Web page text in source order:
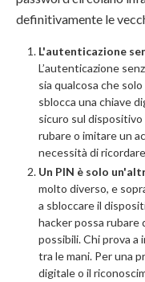
definitivamente le
L'autenticazione
L’autenticazione
sia qualcosa che
sblocca una chiave
sicuro sul
rubare o imitare un
necessità di
Un PIN è solo
molto diverso, e
a sbloccare il
hacker possa rubare
possibili. Chi prova
tra le mani. Per una
digitale o il